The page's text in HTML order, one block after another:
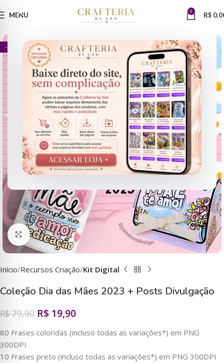
MENU 0 R$
- 75%
Clique para ampliar
Início Recursos Criação Kit Digital
Coleção Dia das Mães 2023 + Posts Divulgação
R$79,90 R$ 19,90
80 Frases coloridas (incluso todas as variações*) em PNG
300DPI
10 Frases preto (incluso todas as variações*) em PNG 300DPI